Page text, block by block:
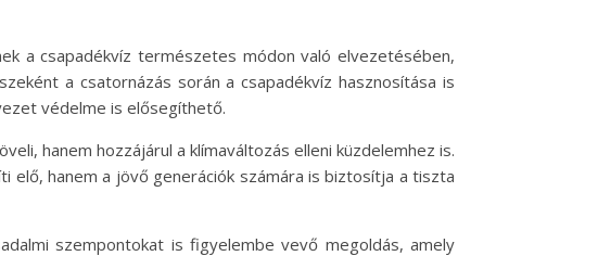
a csapadékvíz természetes módon való elvezetésében,
a csatornázás során a csapadékvíz hasznosítása is
védelme is elősegíthető.
hanem hozzájárul a klímaváltozás elleni küzdelemhez is.
elő, hanem a jövő generációk számára is biztosítja a tiszta
szempontokat is figyelembe vevő megoldás, amely